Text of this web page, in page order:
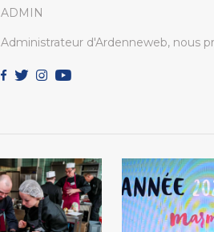
ADMIN
Administrateur d'Ardenneweb, nous